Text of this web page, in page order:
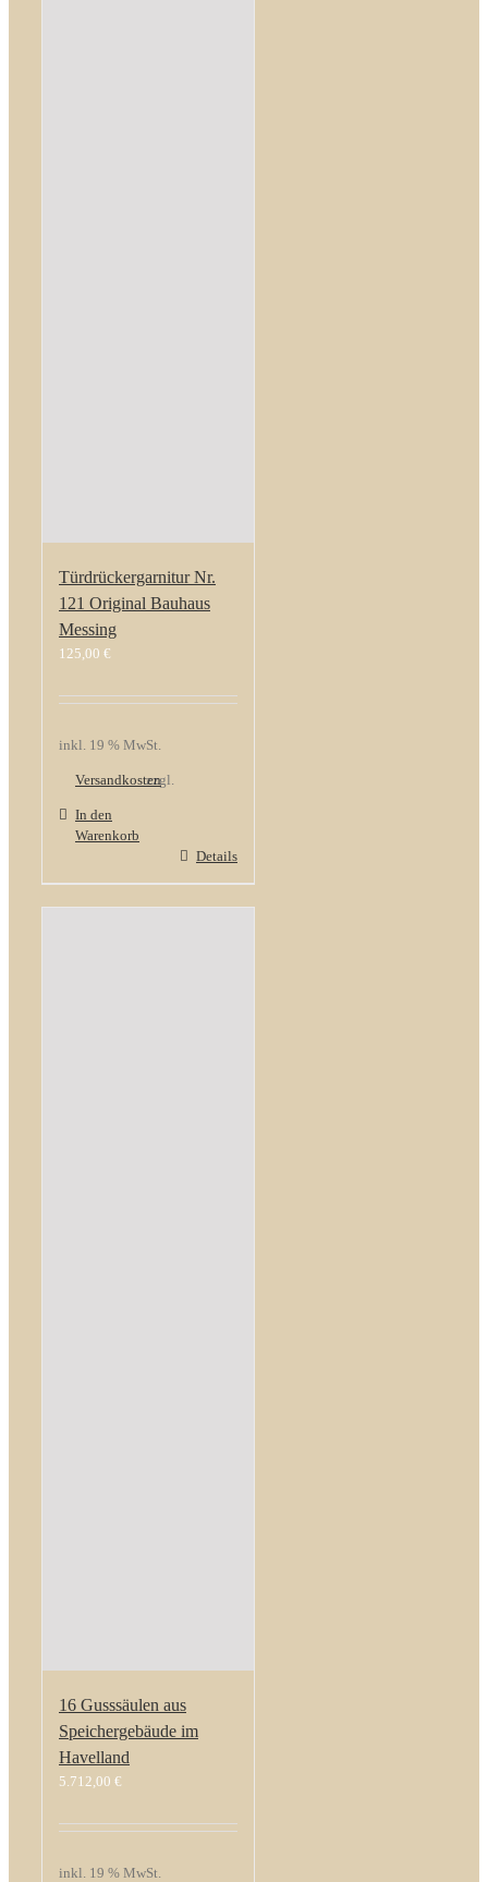
Türdrückergarnitur Nr.
121 Original Bauhaus
Messing
125,00 €
inkl. 19 % MwSt.
zzgl.
Versandkosten
In den
Warenkorb
Details
16 Gusssäulen aus
Speichergebäude im
Havelland
5.712,00 €
inkl. 19 % MwSt.